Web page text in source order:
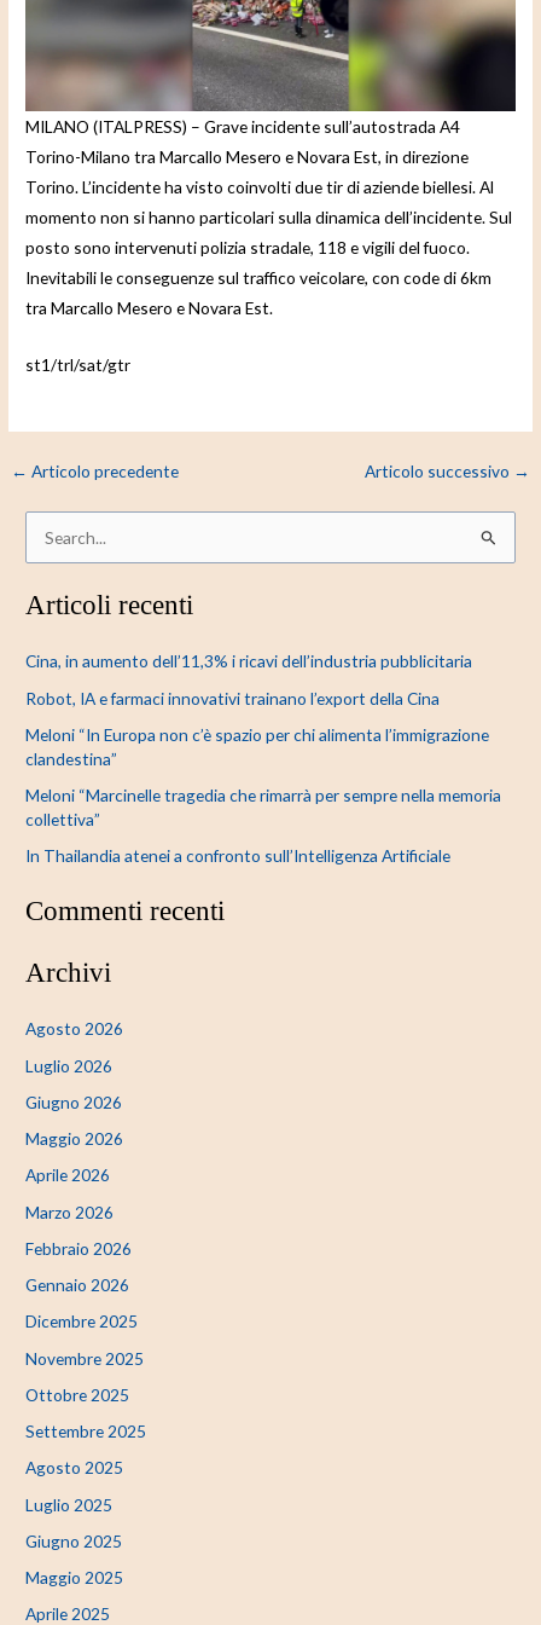
e
o
MILANO (ITALPRESS) – Grave incidente sull’autostrada A4
Torino-Milano tra Marcallo Mesero e Novara Est, in direzione
Torino. L’incidente ha visto coinvolti due tir di aziende biellesi. Al
momento non si hanno particolari sulla dinamica dell’incidente. Sul
posto sono intervenuti polizia stradale, 118 e vigili del fuoco.
Inevitabili le conseguenze sul traffico veicolare, con code di 6km
tra Marcallo Mesero e Novara Est.
st1/trl/sat/gtr
← Articolo precedente Articolo successivo →
r
a
:
Articoli recenti
Cina, in aumento dell’11,3% i ricavi dell’industria pubblicitaria
Robot, IA e farmaci innovativi trainano l’export della Cina
Meloni “In Europa non c’è spazio per chi alimenta l’immigrazione
clandestina”
Meloni “Marcinelle tragedia che rimarrà per sempre nella memoria
collettiva”
In Thailandia atenei a confronto sull’Intelligenza Artificiale
Commenti recenti
Archivi
Agosto 2026
Luglio 2026
Giugno 2026
Maggio 2026
Aprile 2026
Marzo 2026
Febbraio 2026
Gennaio 2026
Dicembre 2025
Novembre 2025
Ottobre 2025
Settembre 2025
Agosto 2025
Luglio 2025
Giugno 2025
Maggio 2025
Aprile 2025